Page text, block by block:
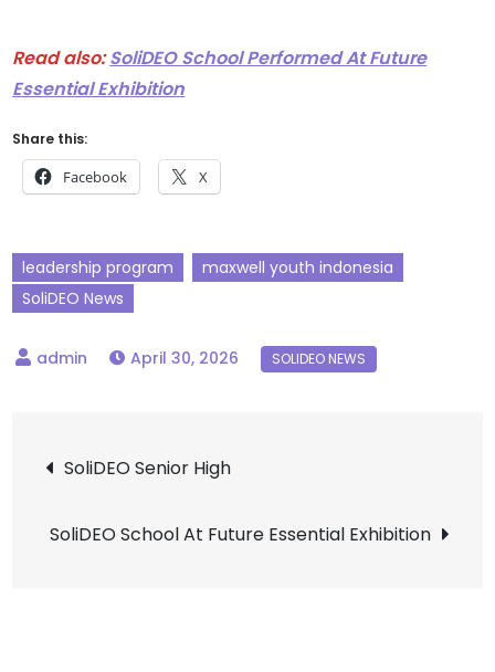
Read also:SoliDEO School Performed At Future
Essential Exhibition
Share this:
Facebook X
leadership program
maxwell youth indonesia
SoliDEO News
April 30, 2026
SoliDEO Senior High
SoliDEO School At Future Essential Exhibition